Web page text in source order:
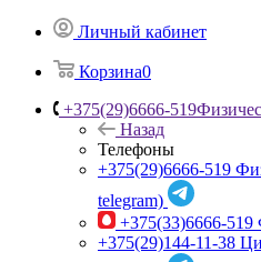
Личный кабинет
Корзина0
+375(29)6666-519
Назад
Телефоны
+375(29)6666-519
telegram)
+375(33)6666-519
+375(29)144-11-38